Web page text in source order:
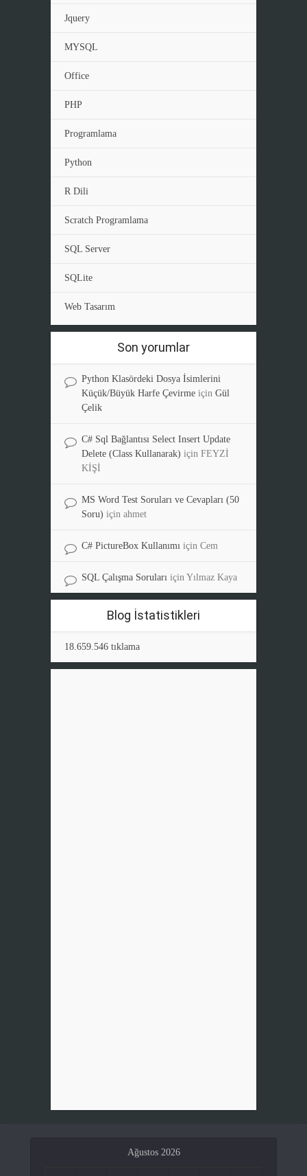
Jquery
MYSQL
Office
PHP
Programlama
Python
R Dili
Scratch Programlama
SQL Server
SQLite
Web Tasarım
Son yorumlar
Python Klasördeki Dosya İsimlerini
Küçük/Büyük Harfe Çevirme için Gül
Çelik
C# Sql Bağlantısı Select Insert Update
Delete (Class Kullanarak) için FEYZİ
KİŞİ
MS Word Test Soruları ve Cevapları (50
Soru) için ahmet
C# PictureBox Kullanımı için Cem
SQL Çalışma Soruları için Yılmaz Kaya
Blog İstatistikleri
18.659.546 tıklama
Ağustos 2026